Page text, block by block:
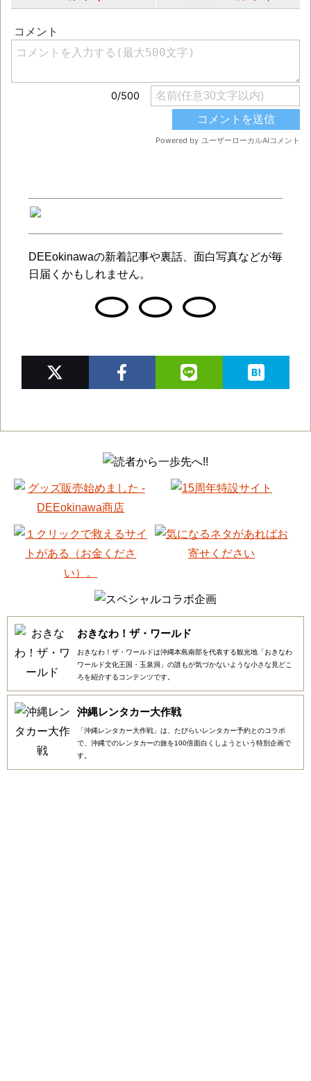
DEEokinawaの新着記事や裏話、面白写真などが毎
日届くかもしれません。
おきなわ！ザ・ワールド
おきなわ！ザ・ワールドは沖縄本島南部を代表する観光地「おきなわ
ワールド文化王国・玉泉洞」の誰もが気づかないような小さな見どこ
ろを紹介するコンテンツです。
沖縄レンタカー大作戦
「沖縄レンタカー大作戦」は、たびらいレンタカー予約とのコラボ
で、沖縄でのレンタカーの旅を100倍面白くしようという特別企画で
す。